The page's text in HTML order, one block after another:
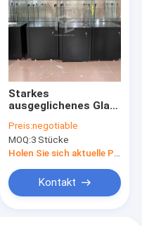
Starkes
ausgeglichenes Glas
Anzeigen-Möbel-
8mm mit freiem
Entwurf
Preis:negotiable
MOQ:3 Stücke
Holen Sie sich aktuelle Preis
Kontakt